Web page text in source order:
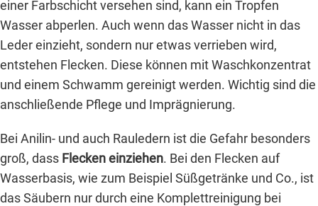
einer Farbschicht versehen sind, kann ein Tropfen
Wasser abperlen. Auch wenn das Wasser nicht in das
Leder einzieht, sondern nur etwas verrieben wird,
entstehen Flecken. Diese können mit Waschkonzentrat
und einem Schwamm gereinigt werden. Wichtig sind die
anschließende Pflege und Imprägnierung.
Bei Anilin- und auch Rauledern ist die Gefahr besonders
groß, dass Flecken einziehen. Bei den Flecken auf
Wasserbasis, wie zum Beispiel Süßgetränke und Co., ist
das Säubern nur durch eine Komplettreinigung bei